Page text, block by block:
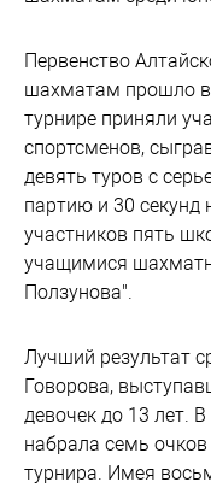
Первенство
шахматам прошло в
турнире приняли
спортсменов,
девять туров с
партию и 30 секунд
участников пять
учащимися
Ползунова".
Лучший результат
Говорова,
девочек до 13 лет.
набрала семь
турнира. Имея